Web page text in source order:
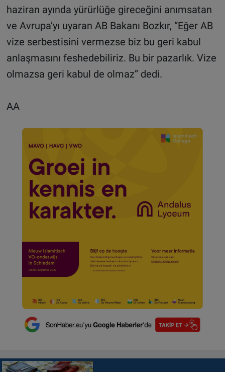
haziran ayında yürürlüğe gireceğini anımsatan
ve Avrupa’yı uyaran AB Bakanı Bozkır, “Eğer AB
vize serbestisini vermezse biz bu geri kabul
anlaşmasını feshedebiliriz. Bu bir pazarlık. Vize
olmazsa geri kabul de olmaz” dedi.
AA